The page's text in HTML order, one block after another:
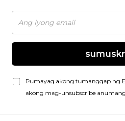
Pumayag akong tumanggap ng
akong mag-unsubscribe